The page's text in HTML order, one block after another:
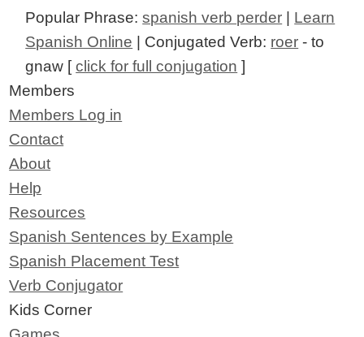
Popular Phrase:spanish verb perder | Learn
Spanish Online | Conjugated Verb: roer - to
gnaw [click for full conjugation ]
Members
Members Log in
Contact
About
Help
Resources
Spanish Sentences by Example
Spanish Placement Test
Verb Conjugator
Kids Corner